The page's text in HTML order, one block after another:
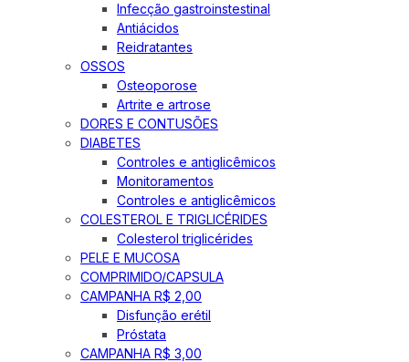
Infecção gastroinstestinal
Antiácidos
Reidratantes
OSSOS
Osteoporose
Artrite e artrose
DORES E CONTUSÕES
DIABETES
Controles e antiglicêmicos
Monitoramentos
Controles e antiglicêmicos
COLESTEROL E TRIGLICÉRIDES
Colesterol triglicérides
PELE E MUCOSA
COMPRIMIDO/CAPSULA
CAMPANHA R$ 2,00
Disfunção erétil
Próstata
CAMPANHA R$ 3,00